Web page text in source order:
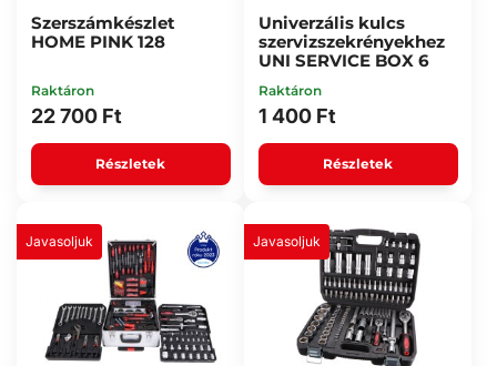
Szerszámkészlet
HOME PINK 128
Raktáron
22 700 Ft
Részletek
Univerzális kulcs
szervizszekrényekhez
UNI SERVICE BOX 6
Raktáron
1 400 Ft
Részletek
Javasoljuk Javasoljuk